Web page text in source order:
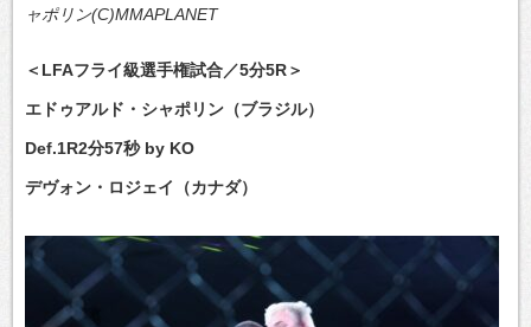
ャポリン(C)MMAPLANET
＜LFAフライ級選手権試合／5分5R＞
エドゥアルド・シャポリン（ブラジル）
Def.1R2分57秒 by KO
デヴォン・ロジェイ（カナダ）